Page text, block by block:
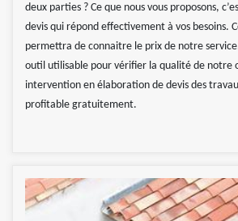
deux parties ? Ce que nous vous proposons,
devis qui répond effectivement à vos besoins.
permettra de connaitre le prix de notre
outil utilisable pour vérifier la qualité de notre
intervention en élaboration de devis des
profitable gratuitement.